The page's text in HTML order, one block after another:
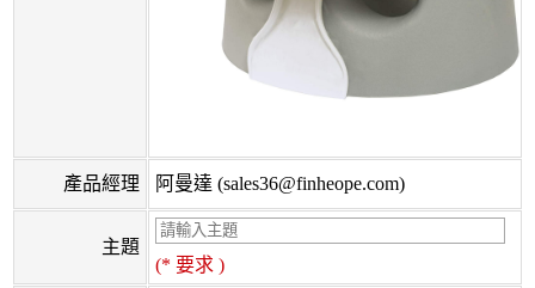
產品經理 阿曼達 (sales36@finheope.com)
主題
(* 要求 )